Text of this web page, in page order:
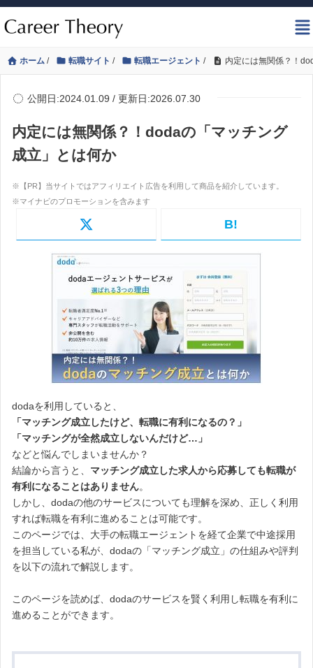
ホーム / 転職サイト / 転職エージェント / 内定には無関係？！
公開日:2024.01.09 / 更新日:2026.07.30
内定には無関係？！dodaの「マッチング
成立」とは何か
B!
dodaを利用していると、
「マッチング成立したけど、転職に有利になるの？」
「マッチングが全然成立しないんだけど…」
などと悩んでしまいませんか？
結論から言うと、 マッチング成立した求人から応募しても転職が
有利になることはありません。
しかし、dodaの他のサービスについても理解を深め、正しく利用
すれば転職を有利に進めることは可能です。
このページでは、大手の転職エージェントを経て企業で中途採用
を担当している私が、dodaの「マッチング成立」の仕組みや評判
を以下の流れで解説します。
このページを読めば、dodaのサービスを賢く利用し転職を有利に
進めることができます。